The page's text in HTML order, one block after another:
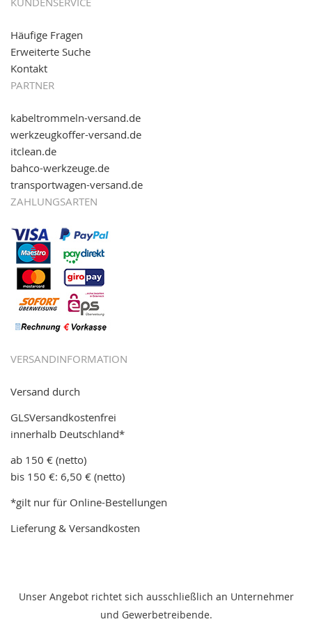
Häufige Fragen
Erweiterte Suche
Kontakt
PARTNER
kabeltrommeln-versand.de
werkzeugkoffer-versand.de
itclean.de
bahco-werkzeuge.de
transportwagen-versand.de
ZAHLUNGSARTEN
VERSANDINFORMATION
Versand durch
GLSVersandkostenfrei
innerhalb Deutschland*
ab 150 € (netto)
bis 150 €: 6,50 € (netto)
*gilt nur für Online-Bestellungen
Lieferung & Versandkosten
Unser Angebot richtet sich ausschließlich an Unternehmer
und Gewerbetreibende.